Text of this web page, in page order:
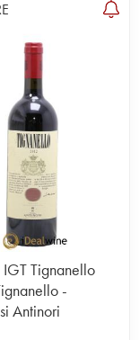
IGT Tignanello
-
Antinori